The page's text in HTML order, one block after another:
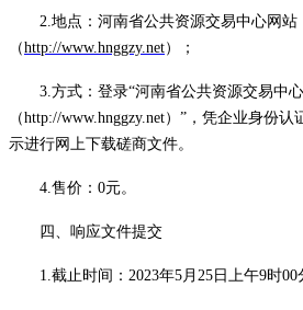
2.地点：河南省公共资源交易中心网站
（http://www.hnggzy.net）；
3.方式：登录“河南省公共资源交易中心
（http://www.hnggzy.net）”，凭企业身份
示进行网上下载磋商文件。
4.售价：0元。
四、响应文件提交
1.截止时间：2023年5月 25 日上午9时00